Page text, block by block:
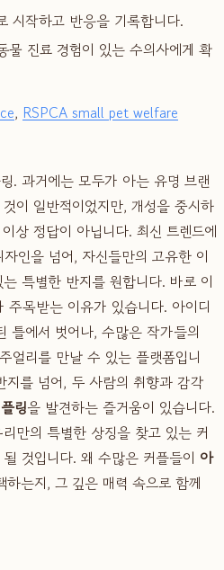
시작하고 반응을 기록합니다.
물 진료 경험이 있는 수의사에게 확
, RSPCA small pet welfare
. 과거에는 모두가 아는 유명 브랜
이 일반적이었지만, 개성을 중시하
상 정답이 아닙니다. 최신 트렌드에
인을 넘어, 자신들만의 고유한 이
특별한 반지를 원합니다. 바로 이
주목받는 이유가 있습니다. 아이디
틀에서 벗어나, 수많은 작가들의
얼리를 만날 수 있는 플랫폼입니
를 넘어, 두 사람의 취향과 감각
링을 발견하는 즐거움이 있습니다.
만의 특별한 상징을 찾고 있는 커
것입니다. 왜 수많은 커플들이 아
하는지, 그 깊은 매력 속으로 함께